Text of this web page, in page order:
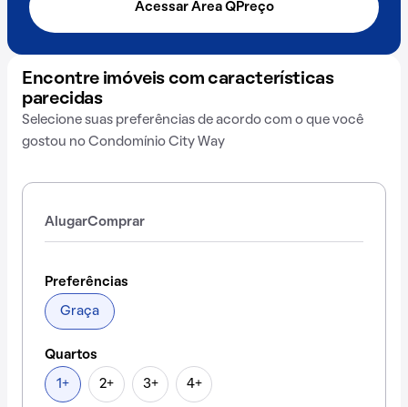
Acessar Área QPreço
Encontre imóveis com características
parecidas
Selecione suas preferências de acordo com o que você
gostou no Condomínio City Way
AlugarComprar
Preferências
Graça
Quartos
1+ 2+ 3+ 4+